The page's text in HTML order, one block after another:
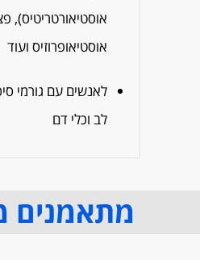
אוסטיאורטריטיס),
אוסטיאופרוזיס ועוד
לאנשים עם גורמי
לב וכלי דם
מתאמנים